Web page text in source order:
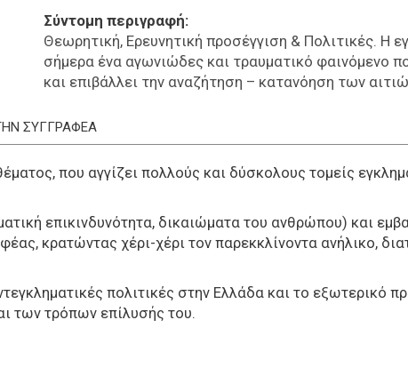
Σύντομη περιγραφή
Θεωρητική, Ερευνητική προσέγγιση & Πολιτικές. Η
σήμερα ένα αγωνιώδες και τραυματικό φαινόμενο
και επιβάλλει την αναζήτηση – κατανόηση των
ΣΥΓΓΡΑΦΕΑ
που αγγίζει πολλούς και δύσκολους τομείς
επικινδυνότητα, δικαιώματα του ανθρώπου) και
κρατώντας χέρι-χέρι τον παρεκκλίνοντα ανήλικο,
πολιτικές στην Ελλάδα και το εξωτερικό
των τρόπων επίλυσής του.